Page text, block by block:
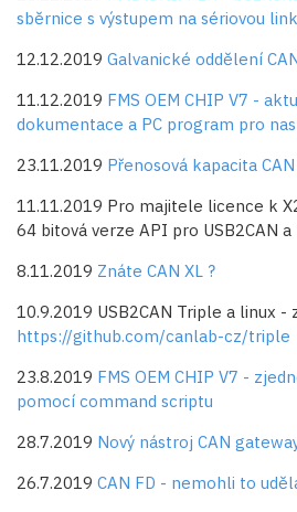
sběrnice s výstupem na sériovou
12.12.2019 Galvanické oddělení
11.12.2019 FMS OEM CHIP V7 -
dokumentace a PC program pro
23.11.2019 Přenosová kapacita
11.11.2019 Pro majitele licence k
64 bitová verze API pro USB2CAN a
8.11.2019 Znáte CAN XL ?
10.9.2019 USB2CAN Triple a linux -
https://github.com/canlab-cz/triple
23.8.2019 FMS OEM CHIP V7 -
pomocí command scriptu
28.7.2019 Nový nástroj CAN
26.7.2019 CAN FD - nemohli to